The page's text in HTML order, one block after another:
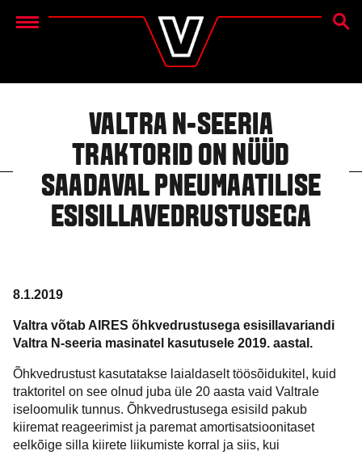
Menu
VALTRA N-SEERIA
TRAKTORID ON NÜÜD
SAADAVAL PNEUMAATILISE
ESISILLAVEDRUSTUSEGA
8.1.2019
Valtra võtab AIRES õhkvedrustusega esisillavariandi
Valtra N-seeria masinatel kasutusele 2019. aastal.
Õhkvedrustust kasutatakse laialdaselt töösõidukitel, kuid
traktoritel on see olnud juba üle 20 aasta vaid Valtrale
iseloomulik tunnus. Õhkvedrustusega esisild pakub
kiiremat reageerimist ja paremat amortisatsioonitaset
eelkõige silla kiirete liikumiste korral ja siis, kui